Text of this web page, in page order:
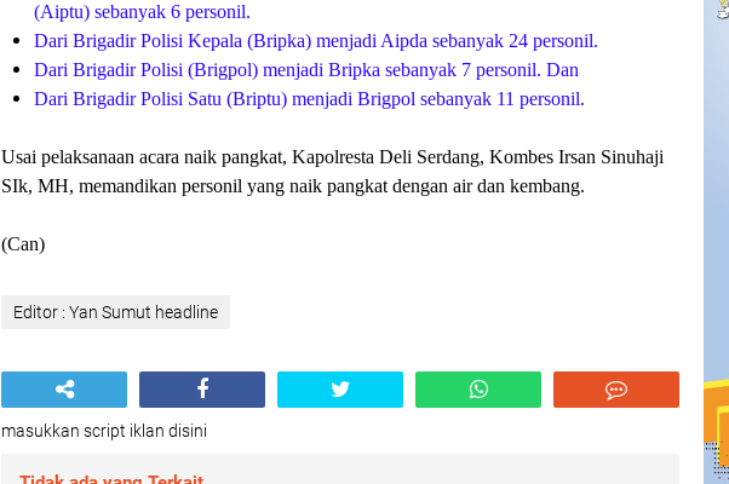
(Aiptu) sebanyak 6 personil.
Dari Brigadir Polisi Kepala (Bripka) menjadi Aipda sebanyak 24 personil.
Dari Brigadir Polisi (Brigpol) menjadi Bripka sebanyak 7 personil. Dan
Dari Brigadir Polisi Satu (Briptu) menjadi Brigpol sebanyak 11 personil.
Usai pelaksanaan acara naik pangkat, Kapolresta Deli Serdang, Kombes Irsan Sinuhaji
SIk, MH, memandikan personil yang naik pangkat dengan air dan kembang.
(Can)
Editor : Yan Sumut headline
masukkan script iklan disini